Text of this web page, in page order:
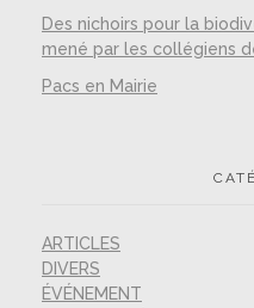
Des nichoirs pour la
mené par les collégiens
Pacs en Mairie
ARTICLES
DIVERS
ÉVÉNEMENT